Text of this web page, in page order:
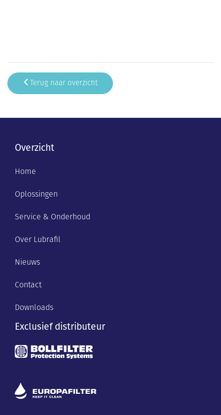
Terug naar overzicht
Overzicht
Home
Oplossingen
Service & Onderhoud
Over Lubrafil
Nieuws
Contact
Downloads
Exclusief distributeur